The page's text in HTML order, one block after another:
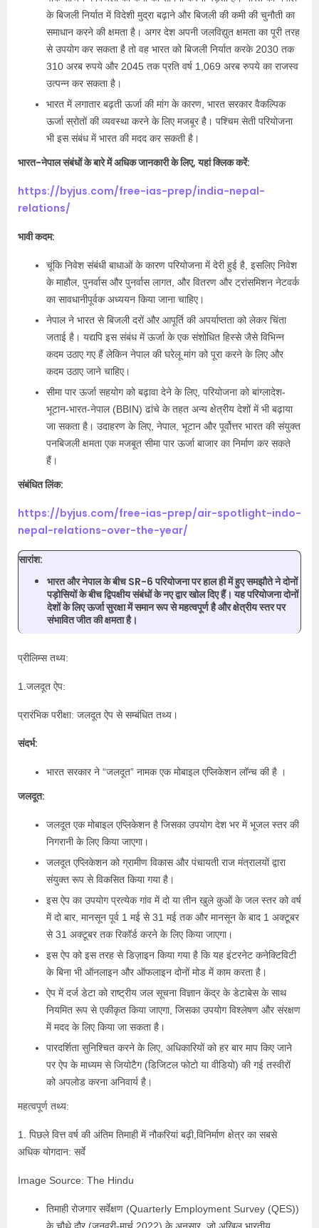
के बिजली निर्यात में विदेशी मुद्रा बढ़ाने और बिजली की कमी की चुनौती का
समाधान करने की क्षमता है। अगर देश अपनी जलविद्युत क्षमता का पूरी तरह
से उपयोग कर सकता है तो वह भारत को बिजली निर्यात करके 2030 तक
310 अरब रुपये और 2045 तक प्रति वर्ष 1,069 अरब रुपये का राजस्व
उत्पन्न कर सकता है।
भारत में लगातार बढ़ती ऊर्जा की मांग के कारण, भारत सरकार वैकल्पिक
ऊर्जा स्रोतों की व्यवस्था करने के लिए मजबूर है। पश्चिम सेती परियोजना
भी इस संबंध में भारत की मदद कर सकती है।
भारत-नेपाल संबंधों के बारे में अधिक जानकारी के लिए, यहां क्लिक करें:
https://byjus.com/free-ias-prep/india-nepal-
relations/
भावी कदम:
चूंकि निवेश संबंधी बाधाओं के कारण परियोजना में देरी हुई है, इसलिए निवेश
के माहौल, पुनर्वास और पुनर्वास लागत, और वितरण और ट्रांसमिशन नेटवर्क
का सावधानीपूर्वक अध्ययन किया जाना चाहिए।
नेपाल ने भारत से बिजली दरों और आपूर्ति की अपर्याप्तता को लेकर चिंता
जताई है। यद्यपि इस संबंध में ऊर्जा के एक संशोधित हिस्से जैसे विभिन्न
कदम उठाए गए हैं लेकिन नेपाल की घरेलू मांग को पूरा करने के लिए और
कदम उठाए जाने चाहिए।
सीमा पार ऊर्जा सहयोग को बढ़ावा देने के लिए, परियोजना को बांग्लादेश-
भूटान-भारत-नेपाल (BBIN) ढांचे के तहत अन्य क्षेत्रीय देशों में भी बढ़ाया
जा सकता है। उदाहरण के लिए, नेपाल, भूटान और पूर्वोत्तर भारत की संयुक्त
पनबिजली क्षमता एक मजबूत सीमा पार ऊर्जा बाजार का निर्माण कर सकते
हैं।
संबंधित लिंक:
https://byjus.com/free-ias-prep/air-spotlight-indo-
nepal-relations-over-the-year/
सारांश:
भारत और नेपाल के बीच SR-6 परियोजना पर हाल ही में हुए समझौते ने दोनों
पड़ोसियों के बीच द्विपक्षीय संबंधों के नए द्वार खोल दिए हैं। यह परियोजना दोनों
देशों के लिए ऊर्जा सुरक्षा में समान रूप से महत्वपूर्ण है और क्षेत्रीय स्तर पर
संभावित जीत की क्षमता है।
प्रीलिम्स तथ्य:
1.जलदूत ऐप:
प्रारंभिक परीक्षा: जलदूत ऐप से सम्बंधित तथ्य।
संदर्भ:
भारत सरकार ने “जलदूत” नामक एक मोबाइल एप्लिकेशन लॉन्च की है ।
जलदूत:
जलदूत एक मोबाइल एप्लिकेशन है जिसका उपयोग देश भर में भूजल स्तर की
निगरानी के लिए किया जाएगा।
जलदूत एप्लिकेशन को ग्रामीण विकास और पंचायती राज मंत्रालयों द्वारा
संयुक्त रूप से विकसित किया गया है।
इस ऐप का उपयोग प्रत्येक गांव में दो या तीन खुले कुओं के जल स्तर को वर्ष
में दो बार, मानसून पूर्व 1 मई से 31 मई तक और मानसून के बाद 1 अक्टूबर
से 31 अक्टूबर तक रिकॉर्ड करने के लिए किया जाएगा।
इस ऐप को इस तरह से डिज़ाइन किया गया है कि यह इंटरनेट कनेक्टिविटी
के बिना भी ऑनलाइन और ऑफलाइन दोनों मोड में काम करता है।
ऐप में दर्ज डेटा को राष्ट्रीय जल सूचना विज्ञान केंद्र के डेटाबेस के साथ
नियमित रूप से एकीकृत किया जाएगा, जिसका उपयोग विश्लेषण और संरक्षण
में मदद के लिए किया जा सकता है।
पारदर्शिता सुनिश्चित करने के लिए, अधिकारियों को हर बार माप किए जाने
पर ऐप के माध्यम से जियोटैग (डिजिटल फोटो या वीडियो) की गई तस्वीरों
को अपलोड करना अनिवार्य है।
महत्वपूर्ण तथ्य:
1. पिछले वित्त वर्ष की अंतिम तिमाही में नौकरियां बढ़ी,विनिर्माण क्षेत्र का सबसे
अधिक योगदान: सर्वे
Image Source: The Hindu
तिमाही रोजगार सर्वेक्षण (Quarterly Employment Survey (QES))